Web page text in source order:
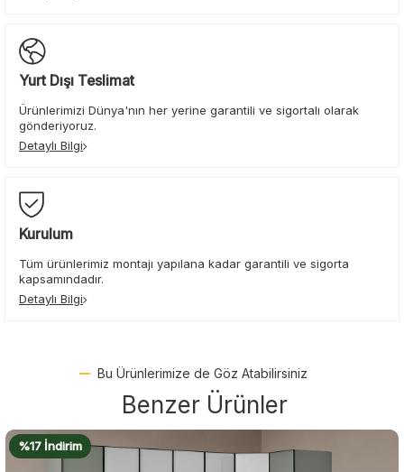
Yurt Dışı Teslimat
Ürünlerimizi Dünya'nın her yerine garantili ve sigortalı olarak
gönderiyoruz.
Detaylı Bilgi
Kurulum
Tüm ürünlerimiz montajı yapılana kadar garantili ve sigorta
kapsamındadır.
Detaylı Bilgi
Bu Ürünlerimize de Göz Atabilirsiniz
Benzer Ürünler
%17 İndirim